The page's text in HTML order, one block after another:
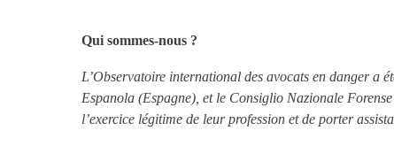
Qui sommes-nous ?
L’Observatoire international des avocats en danger
Espanola (Espagne), et le Consiglio Nazionale
l’exercice légitime de leur profession et de porter